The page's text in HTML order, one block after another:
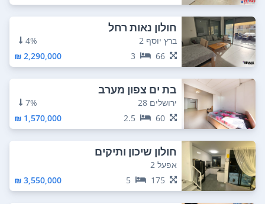
חולון נאות רחל
ברץ יוסף 2
4%
66
3
2,290,000 ₪
בת ים צפון מערב
ירושלים 28
7%
60
2.5
1,570,000 ₪
חולון שיכון ותיקים
אפעל 2
175
5
3,550,000 ₪